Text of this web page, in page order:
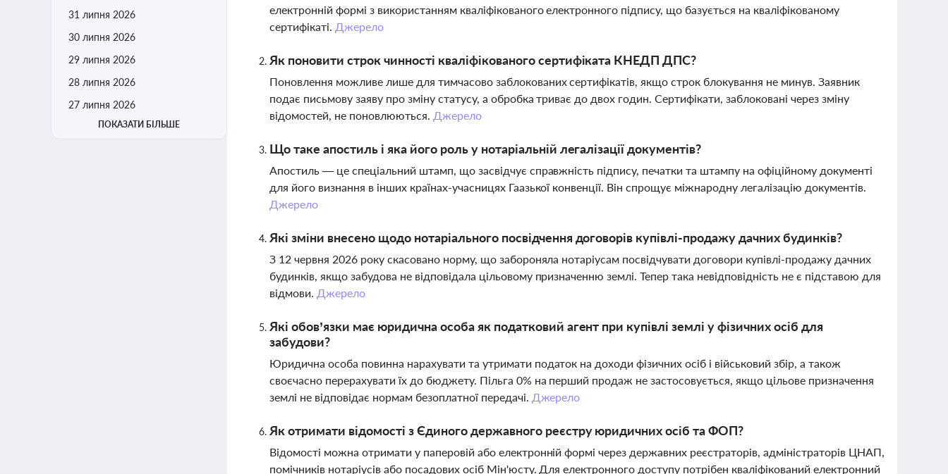
31 липня 2026
30 липня 2026
29 липня 2026
28 липня 2026
27 липня 2026
ПОКАЗАТИ БІЛЬШЕ
електронній формі з використанням кваліфікованого електронного підпису, що базується на кваліфікованому
сертифікаті. Джерело
Як поновити строк чинності кваліфікованого сертифіката КНЕДП ДПС?
Поновлення можливе лише для тимчасово заблокованих сертифікатів, якщо строк блокування не минув. Заявник
подає письмову заяву про зміну статусу, а обробка триває до двох годин. Сертифікати, заблоковані через зміну
відомостей, не поновлюються. Джерело
Що таке апостиль і яка його роль у нотаріальній легалізації документів?
Апостиль — це спеціальний штамп, що засвідчує справжність підпису, печатки та штампу на офіційному документі
для його визнання в інших країнах-учасницях Гаазької конвенції. Він спрощує міжнародну легалізацію документів.
Джерело
Які зміни внесено щодо нотаріального посвідчення договорів купівлі-продажу дачних будинків?
З 12 червня 2026 року скасовано норму, що забороняла нотаріусам посвідчувати договори купівлі-продажу дачних
будинків, якщо забудова не відповідала цільовому призначенню землі. Тепер така невідповідність не є підставою для
відмови. Джерело
Які обов’язки має юридична особа як податковий агент при купівлі землі у фізичних осіб для
забудови?
Юридична особа повинна нарахувати та утримати податок на доходи фізичних осіб і військовий збір, а також
своєчасно перерахувати їх до бюджету. Пільга 0% на перший продаж не застосовується, якщо цільове призначення
землі не відповідає нормам безоплатної передачі. Джерело
Як отримати відомості з Єдиного державного реєстру юридичних осіб та ФОП?
Відомості можна отримати у паперовій або електронній формі через державних реєстраторів, адміністраторів ЦНАП,
помічників нотаріусів або посадових осіб Мін'юсту. Для електронного доступу потрібен кваліфікований електронний